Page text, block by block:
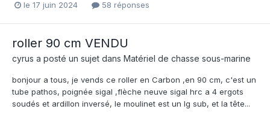
le 17 juin 2024 58 réponses
roller 90 cm VENDU
cyrus a posté un sujet dans Matériel de chasse sous-marine
bonjour a tous, je vends ce roller en Carbon ,en 90 cm, c'est un
tube pathos, poignée sigal ,flèche neuve sigal hrc a 4 ergots
soudés et ardillon inversé, le moulinet est un lg sub, et la tête...